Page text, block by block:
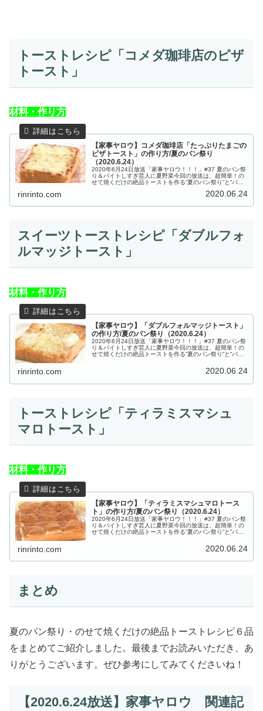
トーストレシピ「コメダ珈琲店のピザ
トースト」
材料・作り方
【家事ヤロウ】コメダ珈琲店「たっぷりたまごの
ピザトースト」の作り方/夏のパン祭り
（2020.6.24）
2020年6月24日放送「家事ヤロウ！！！」#37 夏のパン祭
り＆バイトしすぎ芸人に夏野菜今回の放送は、超簡単！の
せて焼くだけの絶品トーストを作る”夏のパン祭り”と”バイ
rinrinto.com 2020.06.24
スイーツトーストレシピ「ダブルフォ
ルマッジトースト」
材料・作り方
【家事ヤロウ】「ダブルフォルマッジトースト」
の作り方/夏のパン祭り（2020.6.24）
2020年6月24日放送「家事ヤロウ！！！」#37 夏のパン祭
り＆バイトしすぎ芸人に夏野菜今回の放送は、超簡単！の
せて焼くだけの絶品トーストを作る”夏のパン祭り”と”バイ
rinrinto.com 2020.06.24
トーストレシピ「ティラミスマシュ
マロトースト」
材料・作り方
【家事ヤロウ】「ティラミスマシュマロトース
ト」の作り方/夏のパン祭り（2020.6.24）
2020年6月24日放送「家事ヤロウ！！！」#37 夏のパン祭
り＆バイトしすぎ芸人に夏野菜今回の放送は、超簡単！の
せて焼くだけの絶品トーストを作る”夏のパン祭り”と”バイ
rinrinto.com 2020.06.24
まとめ
夏のパン祭り・のせて焼くだけの絶品トーストレシピ６品
をまとめてご紹介しました。最後までお読みいただき、あ
りがとうございます。ぜひ参考にしてみてくださいね！
【2020.6.24放送】家事ヤロウ 関連記